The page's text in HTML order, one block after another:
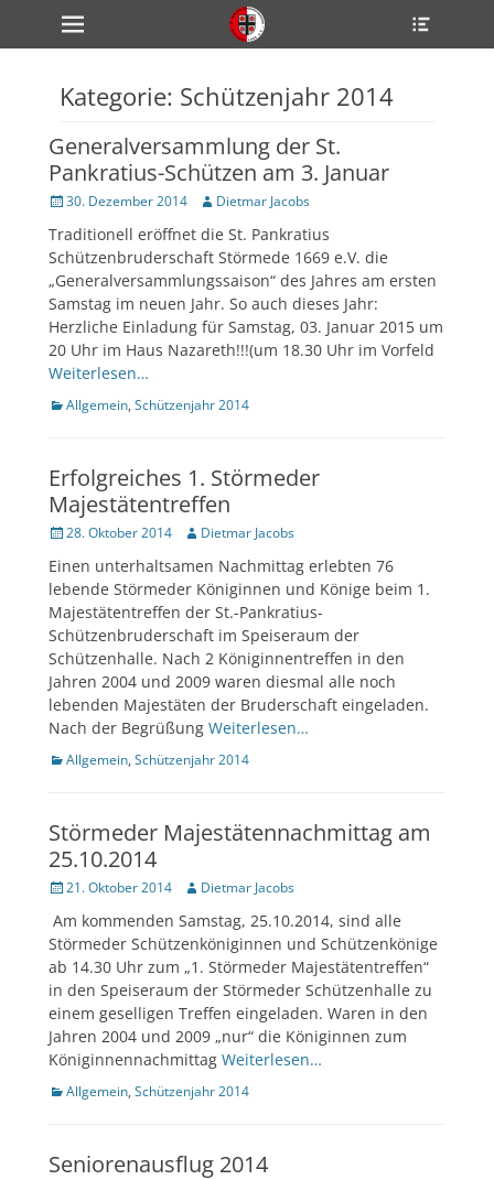
zum
Inhalt
Primärmenü
Kategorie: Schützenjahr 2014
Generalversammlung der St.
Pankratius-Schützen am 3. Januar
Veröffentlicht
30. Dezember 2014 Author
Dietmar Jacobs
Traditionell eröffnet die St. Pankratius
Schützenbruderschaft Störmede 1669 e.V. die
„Generalversammlungssaison“ des Jahres am ersten
Samstag im neuen Jahr. So auch dieses Jahr:
Herzliche Einladung für Samstag, 03. Januar 2015 um
20 Uhr im Haus Nazareth!!!(um 18.30 Uhr im Vorfeld
Weiterlesen…
Kategorien
Allgemein, Schützenjahr 2014
Erfolgreiches 1. Störmeder
Majestätentreffen
Veröffentlicht
28. Oktober 2014 Author
Dietmar Jacobs
Einen unterhaltsamen Nachmittag erlebten 76
lebende Störmeder Königinnen und Könige beim 1.
Majestätentreffen der St.-Pankratius-
Schützenbruderschaft im Speiseraum der
Schützenhalle. Nach 2 Königinnentreffen in den
Jahren 2004 und 2009 waren diesmal alle noch
lebenden Majestäten der Bruderschaft eingeladen.
Nach der Begrüßung Weiterlesen…
Kategorien
Allgemein, Schützenjahr 2014
Störmeder Majestätennachmittag am
25.10.2014
Veröffentlicht
21. Oktober 2014 Author
Dietmar Jacobs
Am kommenden Samstag, 25.10.2014, sind alle
Störmeder Schützenköniginnen und Schützenkönige
ab 14.30 Uhr zum „1. Störmeder Majestätentreffen“
in den Speiseraum der Störmeder Schützenhalle zu
einem geselligen Treffen eingeladen. Waren in den
Jahren 2004 und 2009 „nur“ die Königinnen zum
Königinnennachmittag Weiterlesen…
Kategorien
Allgemein, Schützenjahr 2014
Seniorenausflug 2014